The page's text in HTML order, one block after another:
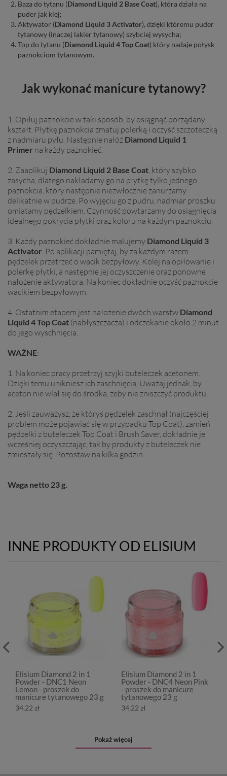
Baza do tytanu (Diamond Liquid 2 Base Coat), która działa na
puder jak klej;
Aktywator (Diamond Liquid 3 Activator), dzięki któremu puder
tytanowy (inaczej lakier tytanowy) szybciej wysycha;
Top do tytanu (Diamond Liquid 4 Top Coat) który nadaje połysk
paznokciom tytanowym.
Jak wykonać manicure tytanowy?
1. Opiłuj paznokcie w taki sposób, by osiągnąć porządany
kształt. Płytkę paznokcia zmatuj polerką i oczyść szczoteczką
z nadmiaru pyłu. Następnie nałóż Diamond Liquid 1
Primer na każdy paznokieć.
2. Zaaplikuj Diamond Liquid 2 Base Coat, który szybko
zasycha, dlatego nakładamy go na płytkę tylko jednego
paznokcia, który następnie niezwłocznie zanurzamy
delikatnie w pudrze. Po wyjęciu go z pudru, nadmiar proszku
omiatamy pędzelkiem. Czynność powtarzamy do osiągnięcia
idealnego pokrycia płytki oraz koloru na każdym paznokciu.
3. Każdy paznokieć dokładnie malujemy Diamond Liquid 3
Activator. Po aplikacji pamiętaj, by za każdym razem
pędzelek przetrzeć o wacik bezpyłowy. Kolej na opiłowanie i
polerkę płytki, a następnie jej oczyszczenie oraz ponowne
nałożenie aktywatora. Na koniec dokładnie oczyść paznokcie
wacikiem bezpyłowym.
4. Ostatnim etapem jest nałożenie dwóch warstw Diamond
Liquid 4 Top Coat (nabłyszczacza) i odczekanie około 2 minut
do jego wyschnięcia.
WAŻNE:
1. Na koniec pracy przetrzyj szyjki buteleczek acetonem.
Dzięki temu unikniesz ich zaschnięcia. Uważaj jednak, by
aceton nie wlał się do środka, żeby nie zniszczyć produktu.
2. Jeśli zauważysz, że któryś pędzelek zaschnął (najczęściej
problem może pojawiać się w przypadku Top Coat), zamień
pędzelki z buteleczek Top Coat i Brush Saver, dokładnie je
wcześniej oczyszczając, tak by produkty z buteleczek nie
zmieszały się. Pozostaw na kilka godzin.
Waga netto 23 g.
INNE PRODUKTY OD ELISIUM
Elisium Diamond 2 in 1
Powder - DNC1 Neon
Lemon - proszek do
manicure tytanowego 23 g
34,22 zł
Elisium Diamond 2 in 1
Powder - DNC4 Neon Pink
- proszek do manicure
tytanowego 23 g
34,22 zł
Pokaż więcej